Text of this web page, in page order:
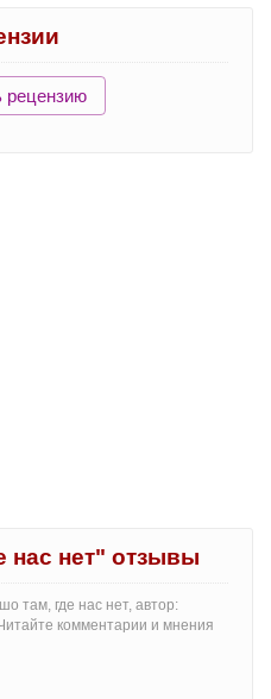
рецензию
нас нет" отзывы
там, где нас нет, автор:
комментарии и мнения